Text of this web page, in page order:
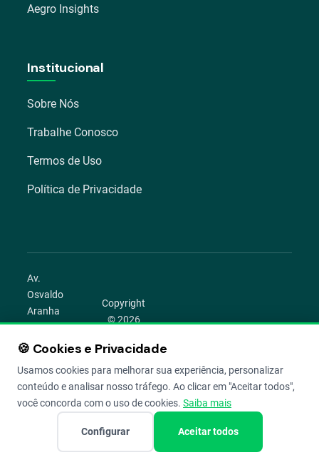
Aegro Insights
Institucional
Sobre Nós
Trabalhe Conosco
Termos de Uso
Política de Privacidade
Av.
Osvaldo
Aranha
1022 –
Bom
Porto
Alegre –
RS
Copyright
© 2026
Todos os
direitos
reservados.
🍪 Cookies e Privacidade
Usamos cookies para melhorar sua experiência, personalizar
conteúdo e analisar nosso tráfego. Ao clicar em "Aceitar todos",
você concorda com o uso de cookies. Saiba mais
Configurar Aceitar todos